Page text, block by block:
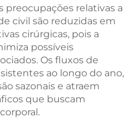
preocupações relativas a
civil são reduzidas em
cirúrgicas, pois a
possíveis
Os fluxos de
ao longo do ano,
sazonais e atraem
que buscam